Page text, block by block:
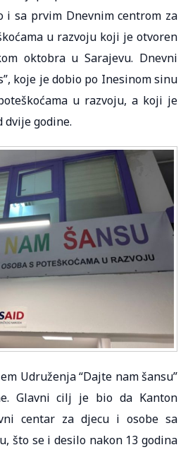
i sa prvim Dnevnim centrom za
u razvoju koji je otvoren
oktobra u Sarajevu. Dnevni
koje je dobio po Inesinom sinu
u razvoju, a koji je
godine.
Udruženja “Dajte nam šansu”
Glavni cilj je bio da Kanton
centar za djecu i osobe sa
što se i desilo nakon 13 godina